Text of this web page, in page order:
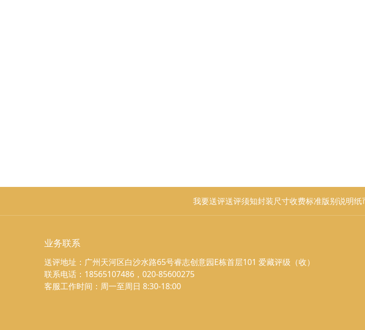
我要送评送评须知封装尺寸收费标准版别说明纸
业务联系
送评地址：广州天河区白沙水路65号睿志创意园E栋首层101 爱藏评级（收）
联系电话：18565107486，020-85600275
客服工作时间：周一至周日 8:30-18:00